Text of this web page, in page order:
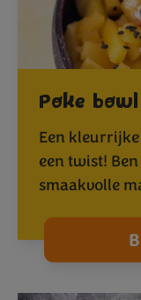
Poke
Een
een twist!
smaakvolle